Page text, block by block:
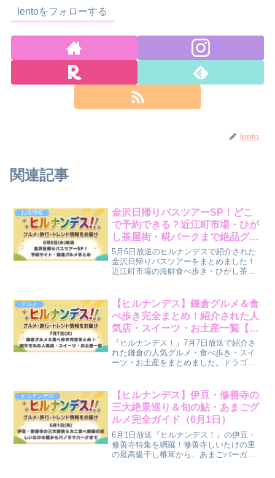
lentoをフォローする
lento
関連記事
お得情報
金沢日帰りバスツアーSP！どこ
で予約できる？近江町市場・ひが
し茶屋街・糀パークまで絶品グル
メ完全まとめ【ヒルナンデス】
【5月6日放送】
5月6日放送のヒルナンデスで紹介された
金沢日帰りバスツアーをまとめました！
近江町市場の海鮮食べ歩き・ひがし茶屋
グルメ
【ヒルナンデス】鎌倉グルメ＆食
べ歩き完全まとめ！紹介された人
気店・スイーツ・お土産一覧【7
月7日放送】
『ヒルナンデス！』7月7日放送で紹介さ
れた鎌倉の人気グルメ・食べ歩き・スイ
ーツ・お土産をまとめました。ドラゴン
識とあわせてご紹介します。鎌倉観光や
日帰り旅行の参考にもぜひご覧くださ
い。
ヒルナンデス
【ヒルナンデス】伊豆・修善寺の
三大絶景巡り＆旬の鮎・あまごグ
ルメ完全ガイド（6月1日）
6月1日放送『ヒルナンデス！』の伊豆・
修善寺特集を網羅！修善寺しいたけの里
の最高級干し椎茸から、あまごバーガ